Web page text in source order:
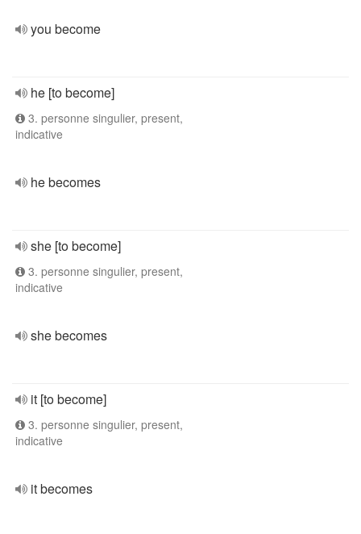
you become
he [to become]
3. personne singulier, present,
indicative
he becomes
she [to become]
3. personne singulier, present,
indicative
she becomes
it [to become]
3. personne singulier, present,
indicative
it becomes